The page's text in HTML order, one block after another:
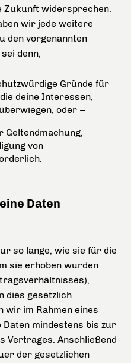
Zukunft widersprechen.
wir jede weitere
den vorgenannten
denn,
Gründe für
deine Interessen,
oder –
Geltendmachung,
von
Daten
so lange, wie sie für die
sie erhoben wurden
dies gesetzlich
wir im Rahmen eines
mindestens bis zur
Vertrages. Anschließend
der gesetzlichen